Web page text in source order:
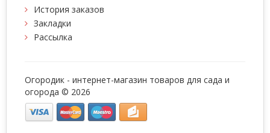
История заказов
Закладки
Рассылка
Огородик - интернет-магазин товаров для сада и
огорода © 2026